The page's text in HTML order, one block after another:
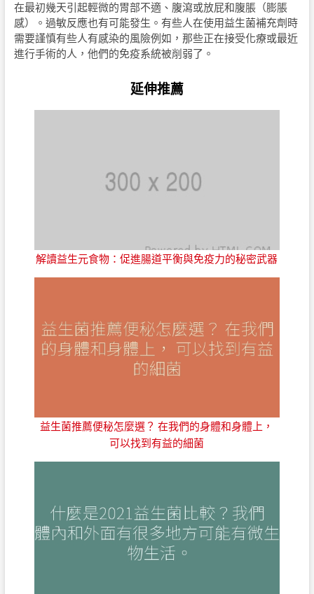
在最初幾天引起輕微的胃部不適、腹瀉或放屁和腹脹（膨脹
感）。過敏反應也有可能發生。有些人在使用益生菌補充劑時
需要謹慎有些人有感染的風險例如，那些正在接受化療或最近
進行手術的人，他們的免疫系統被削弱了。
延伸推薦
解讀益生元食物：促進腸道平衡與免疫力的秘密武器
益生菌推薦便秘怎麼選？ 在我們的身體和身體上，
可以找到有益的細菌